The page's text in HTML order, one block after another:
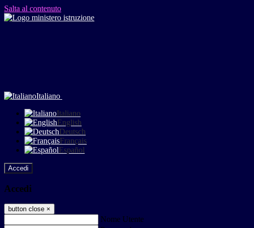
Salta al contenuto
Italiano
Italiano
English
Deutsch
Français
Español
Accedi
Accedi
button close ×
Nome Utente